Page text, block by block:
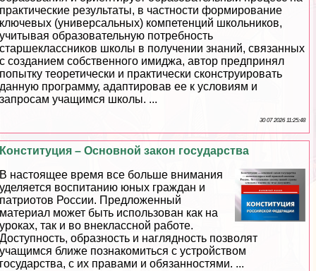
пpaктические результаты, в частности формирование
ключевых (универсальных) компетенций школьников,
учитывая образовательную потребность
старшеклассников школы в получении знаний, связанных
с созданием собственного имиджа, автор предпринял
попытку теоретически и пpaктически сконструировать
данную программу, адаптировав ее к условиям и
запросам учащимся школы. ...
30 07 2026 11:25:48
Конституция – Основной закон государства
В настоящее время все больше внимания
уделяется воспитанию юных граждан и
патриотов России. Предложенный
материал может быть использован как на
уроках, так и во внеклассной работе.
Доступность, образность и наглядность позволят
учащимся ближе познакомиться с устройством
государства, с их правами и обязанностями. ...